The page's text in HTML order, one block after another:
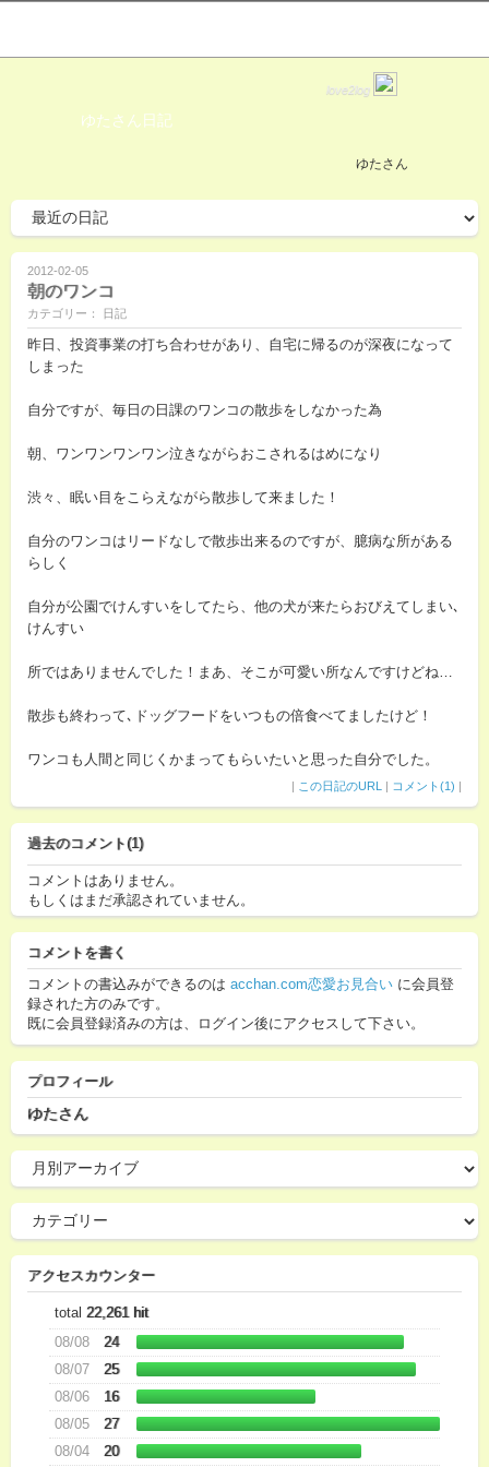
love2log
ゆたさん日記
ゆたさん
2012-02-05
朝のワンコ
カテゴリー： 日記
昨日、投資事業の打ち合わせがあり、自宅に帰るのが深夜になって
しまった
自分ですが、毎日の日課のワンコの散歩をしなかった為
朝、ワンワンワンワン泣きながらおこされるはめになり
渋々、眠い目をこらえながら散歩して来ました！
自分のワンコはリードなしで散歩出来るのですが、臆病な所がある
らしく
自分が公園でけんすいをしてたら、他の犬が来たらおびえてしまい､
けんすい
所ではありませんでした！まあ、そこが可愛い所なんですけどね…
散歩も終わって､ドッグフードをいつもの倍食べてましたけど！
ワンコも人間と同じくかまってもらいたいと思った自分でした。
| この日記のURL | コメント(1) |
過去のコメント(1)
コメントはありません。
もしくはまだ承認されていません。
コメントを書く
コメントの書込みができるのは acchan.com恋愛お見合い に会員登
録された方のみです。
既に会員登録済みの方は、ログイン後にアクセスして下さい。
プロフィール
ゆたさん
アクセスカウンター
total 22,261 hit
08/08
24
08/07
25
08/06
16
08/05
27
08/04
20